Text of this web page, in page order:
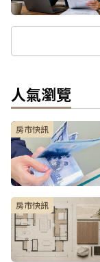
人氣瀏覽
房市快訊
房市快訊